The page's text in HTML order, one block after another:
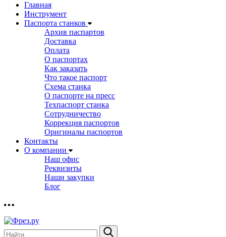
Главная
Инструмент
Паспорта станков
Архив паспартов
Доставка
Оплата
О паспортах
Как заказать
Что такое паспорт
Схема станка
О паспорте на пресс
Техпаспорт станка
Сотрудничество
Коррекция паспортов
Оригиналы паспортов
Контакты
О компании
Наш офис
Реквизиты
Наши закупки
Блог